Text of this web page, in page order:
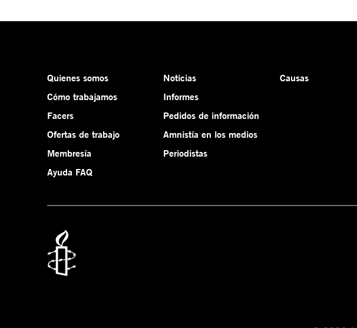
Quienes somos
Cómo trabajamos
Facers
Ofertas de trabajo
Membresía
Ayuda FAQ
Noticias
Informes
Pedidos de información
Amnistía en los medios
Periodistas
Causas